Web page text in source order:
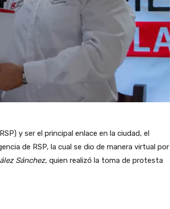
y ser el principal enlace en la ciudad, el
de RSP, la cual se dio de manera virtual por
Sánchez, quien realizó la toma de protesta